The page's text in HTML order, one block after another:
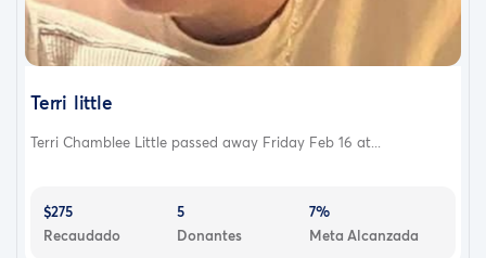
Terri little
Terri Chamblee Little passed away Friday Feb 16 at...
$275
Recaudado
5
Donantes
7%
Meta Alcanzada